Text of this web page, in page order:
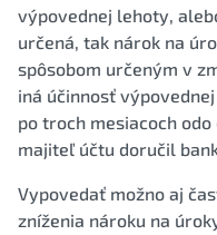
výpovednej lehoty,
určená, tak nárok na
spôsobom určeným v
iná účinnosť
po troch mesiacoch
majiteľ účtu doručil
Vypovedať možno aj
zníženia nároku na